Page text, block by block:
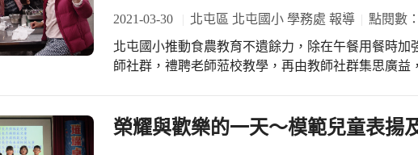
家庭活動，導致當天作業寫太晚，影響睡眠時間和隔
解老師上課和作業內容的關聯性後，嘗試自己排定作
的學習及生活負責。 「四維有愛，愛在流轉」，感謝四維國小最有力的後盾-家長委
員會肯定「想像實踐」課程的理念與做法，並送給全
2021-03-30 北屯區 北屯國小 學務處 報導 點閱數
北屯國小推動食農教育不遺餘力，除在午餐用餐時加
師社群，禮聘老師蒞校教學，再由教師社群集思廣益
結餐桌到農場，建立健康的飲食、農業生產方式的食
榮耀與歡樂的一天～模範兒童表揚